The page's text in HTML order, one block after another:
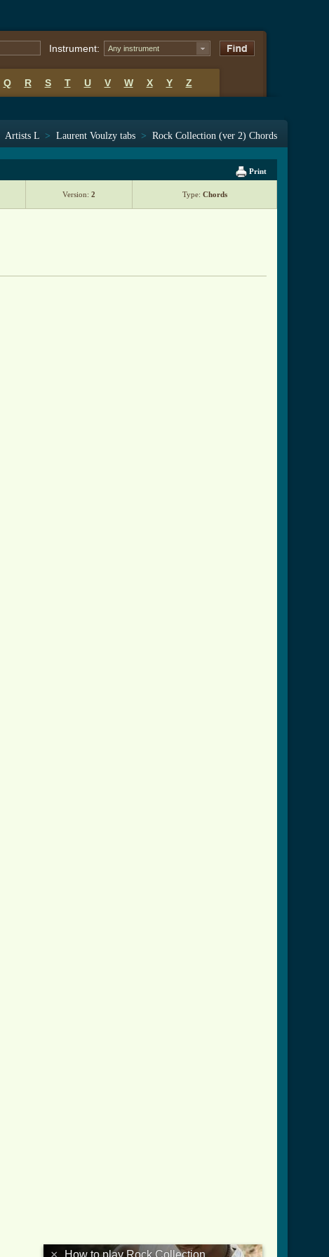
Instrument: Any instrument
Q R S T U V W X Y Z
Artists L > Laurent Voulzy tabs > Rock Collection (ver 2) Chords
Print
Version: 2 Type: Chords
How to play Rock Collection